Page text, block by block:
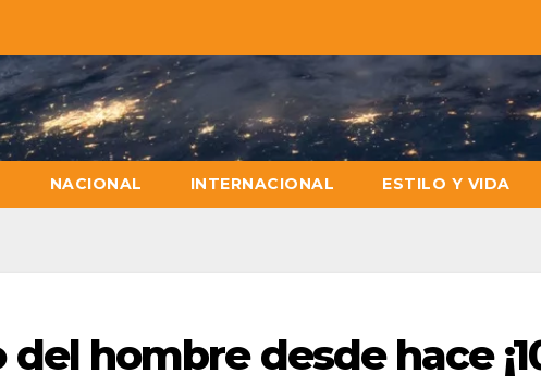
NACIONAL INTERNACIONAL ESTILO Y VIDA
hombre desde hace